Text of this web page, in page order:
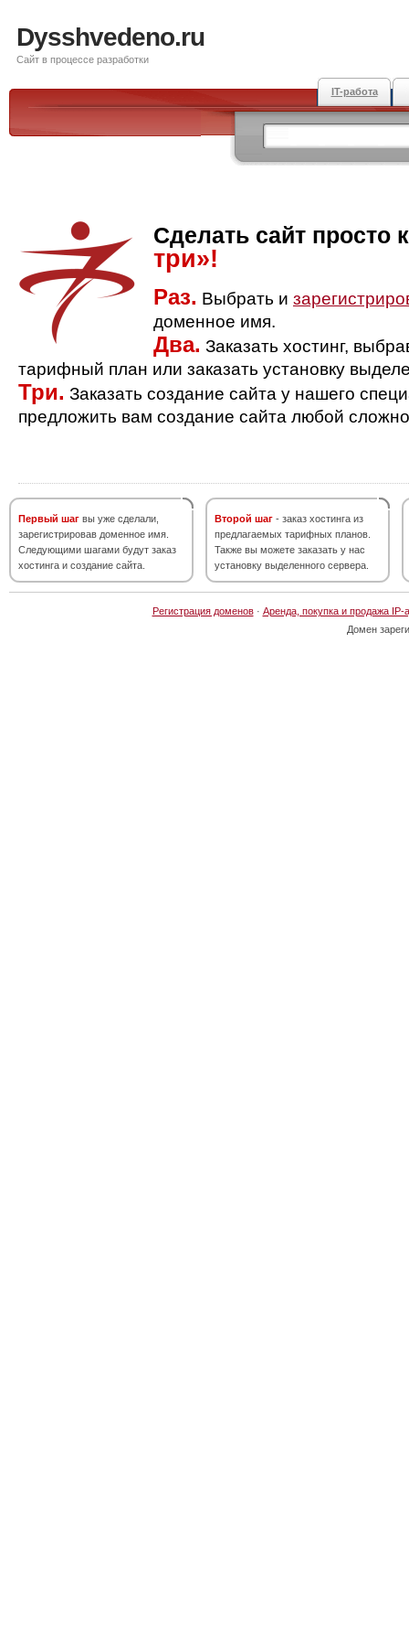
Dysshvedeno.ru
Сайт в процессе разработки
IT-работа
Сделать сайт просто
три»!
Раз. Выбрать и
доменное имя.
Два. Заказать хостинг,
тарифный план или заказать установку
Три. Заказать создание сайта у нашего
предложить вам создание сайта любой
Первый шаг вы уже сделали,
зарегистрировав доменное имя.
Следующими шагами будут заказ
хостинга и создание сайта.
Второй шаг - заказ хостинга из
предлагаемых тарифных планов.
Также вы можете заказать у нас
установку выделенного сервера.
Регистрация доменов· Аренда, покупка и продажа IP-
Домен